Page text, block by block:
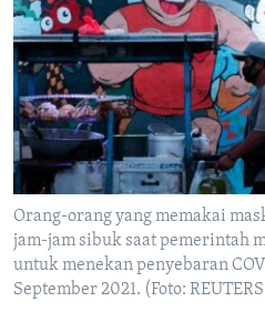
Bahasa-bahasa
Orang-orang yang memakai
jam-jam sibuk saat pemerintah
untuk menekan penyebaran
September 2021. (Foto: